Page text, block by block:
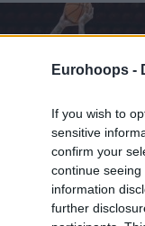
Eurohoops -
If you wish to
sensitive
confirm your
continue
information
further
των Χέιλ και
τη γραμμή...